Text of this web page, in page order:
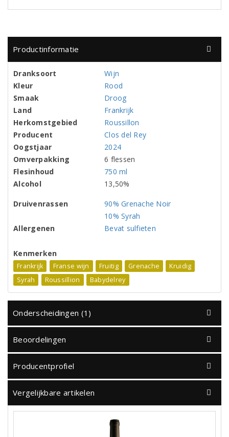
Productinformatie
Dranksoort
Wijn
Kleur
Rood
Smaak
Droog
Land
Frankrijk
Herkomstgebied
Roussillon
Producent
Clos del Rey
Oogstjaar
2024
Omverpakking
6 flessen
Flesinhoud
750 ml
Alcohol
13,50%
Druivenrassen
90% Grenache Noir
10% Syrah
Allergenen
Bevat sulfieten
Kenmerken
Frankrijk Franse wijn Fruitig Grenache
Kruidig
Syrah
Roussillion Babydelrey
Onderscheidingen (1)
Beoordelingen
Producentprofiel
Vergelijkbare artikelen